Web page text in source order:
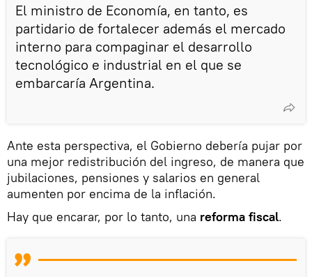
El ministro de Economía, en tanto, es
partidario de fortalecer además el mercado
interno para compaginar el desarrollo
tecnológico e industrial en el que se
embarcaría Argentina.
Ante esta perspectiva, el Gobierno debería pujar por
una mejor redistribución del ingreso, de manera que
jubilaciones, pensiones y salarios en general
aumenten por encima de la inflación.
Hay que encarar, por lo tanto, una reforma fiscal.